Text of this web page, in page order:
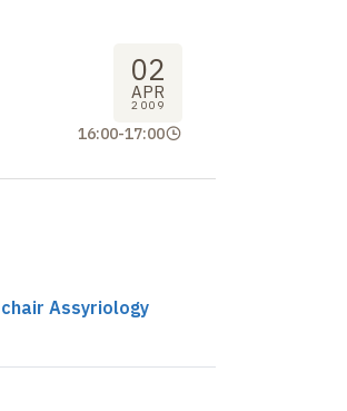
02
APR
2009
16:00-17:00
Assyriology